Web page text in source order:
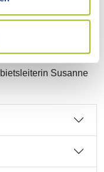
Formular zur
Link).
Susanne